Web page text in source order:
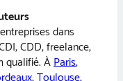
dans
CDD, freelance,
qualifié. ÀParis,